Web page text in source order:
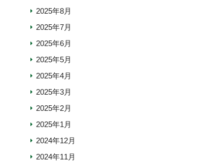
2025年8月
2025年7月
2025年6月
2025年5月
2025年4月
2025年3月
2025年2月
2025年1月
2024年12月
2024年11月